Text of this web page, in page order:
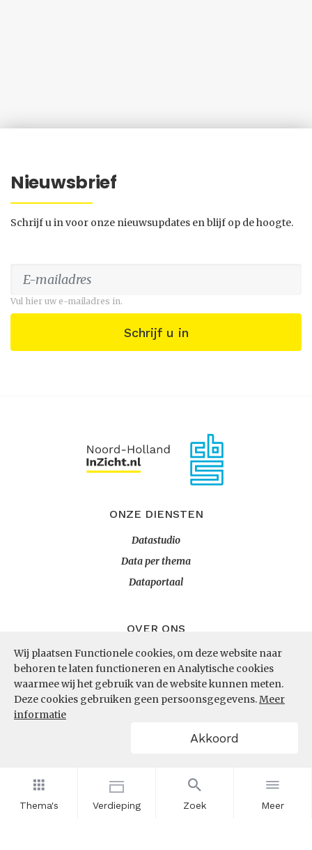
Thema's Verdieping Zoek Meer
Wij plaatsen Functionele cookies, om deze website naar
behoren te laten functioneren en Analytische cookies
waarmee wij het gebruik van de website kunnen meten.
Deze cookies gebruiken geen persoonsgegevens.Meer
informatie
Akkoord
Nieuwsbrief
Schrijf u in voor onze nieuwsupdates en blijf op de hoogte.
Vul hier uw e-mailadres in.
Schrijf u in
ONZE DIENSTEN
Datastudio
Data per thema
Dataportaal
OVER ONS
InZicht
Contact